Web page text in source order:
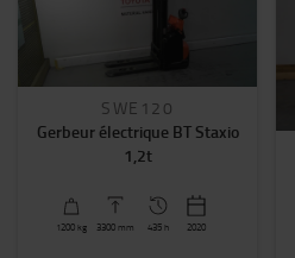
SWE120
Gerbeur électrique BT Staxio
1,2t
1200 kg 3300 mm 435 h 2020